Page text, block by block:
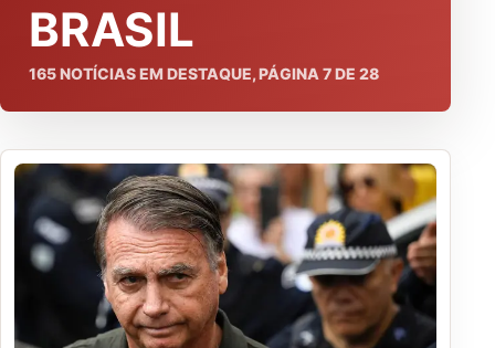
BRASIL
165NOTÍCIAS EM DESTAQUE, PÁGINA 7DE 28